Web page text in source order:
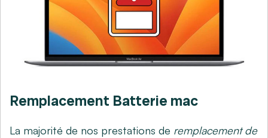
Remplacement Batterie mac
La majorité de nos prestations de remplacement de